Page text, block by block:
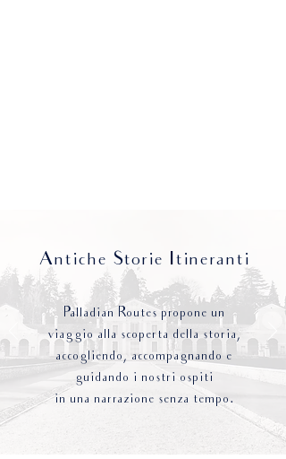
Antiche Storie Itineranti
Palladian Routes propone un
viaggio alla scoperta della storia,
accogliendo, accompagnando e
guidando i nostri ospiti
in una narrazione senza tempo.